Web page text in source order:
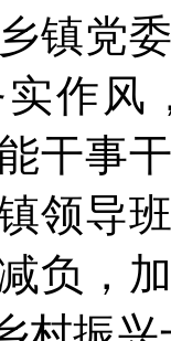
党委
作风
干事
领导
负，